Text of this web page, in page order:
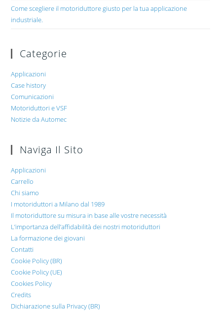
Come scegliere il motoriduttore giusto per la tua applicazione
industriale.
Categorie
Applicazioni
Case history
Comunicazioni
Motoriduttori e VSF
Notizie da Automec
Naviga Il Sito
Applicazioni
Carrello
Chi siamo
I motoriduttori a Milano dal 1989
Il motoriduttore su misura in base alle vostre necessità
L’importanza dell’affidabilità dei nostri motoriduttori
La formazione dei giovani
Contatti
Cookie Policy (BR)
Cookie Policy (UE)
Cookies Policy
Credits
Dichiarazione sulla Privacy (BR)